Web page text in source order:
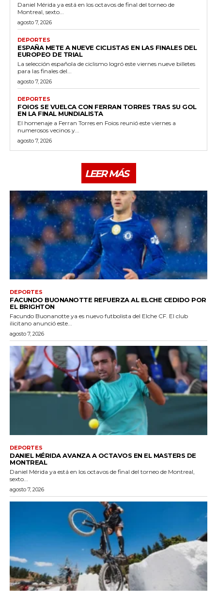
Daniel Mérida ya está en los octavos de final del torneo de
Montreal, sexto...
agosto 7, 2026
DEPORTES
ESPAÑA METE A NUEVE CICLISTAS EN LAS FINALES DEL
EUROPEO DE TRIAL
La selección española de ciclismo logró este viernes nueve billetes
para las finales del...
agosto 7, 2026
DEPORTES
FOIOS SE VUELCA CON FERRAN TORRES TRAS SU GOL
EN LA FINAL MUNDIALISTA
El homenaje a Ferran Torres en Foios reunió este viernes a
numerosos vecinos y...
agosto 7, 2026
LEER MÁS
DEPORTES
FACUNDO BUONANOTTE REFUERZA AL ELCHE CEDIDO POR
EL BRIGHTON
Facundo Buonanotte ya es nuevo futbolista del Elche CF. El club
ilicitano anunció este...
agosto 7, 2026
DEPORTES
DANIEL MÉRIDA AVANZA A OCTAVOS EN EL MASTERS DE
MONTREAL
Daniel Mérida ya está en los octavos de final del torneo de Montreal,
sexto...
agosto 7, 2026